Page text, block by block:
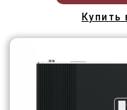
Купить